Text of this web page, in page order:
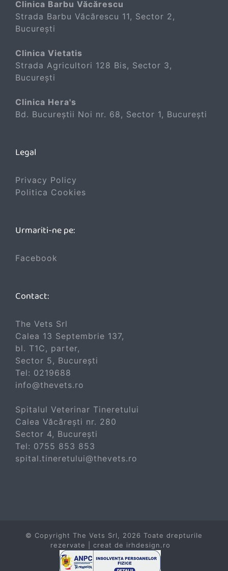
Clinica Barbu Văcărescu
Strada Barbu Văcărescu 11, Sector 2,
București
Clinica Vietatis
Strada Agricultori 128 Bis, Sector 3,
București
Clinica Hera's
Bd. Bucureștii Noi nr. 68, Sector 1, București
Legal
Privacy Policy
Politica Cookies
Urmariti-ne pe:
Facebook
Contact:
The Vets Srl
Calea 13 Septembrie 137,
bl. T1C, parter,
Sector 5, București
Tel: 0219688
info@thevets.ro
Spitalul Veterinar Tineretului
Calea Văcărești nr. 280
Sector 4, București
Tel: 0755 853 853
spital.tineretului@thevets.ro
© Copyright The Vets Srl, 2026 Toate drepturile
rezervate | creat de irhdesign.ro